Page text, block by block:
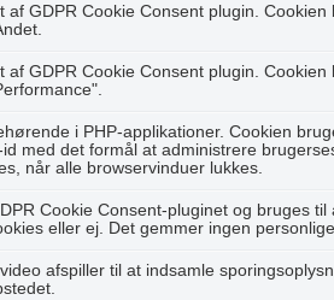
af GDPR Cookie Consent plugin.
af GDPR Cookie Consent plugin.
i PHP-applikationer. Cookien
med det formål at administrere
når alle browservinduer lukkes.
Cookie Consent-pluginet og bruges
eller ej. Det gemmer ingen personlige
afspiller til at indsamle